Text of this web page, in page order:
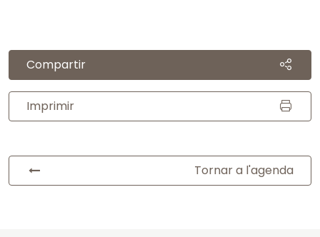
Compartir
Imprimir
Tornar a l'agenda